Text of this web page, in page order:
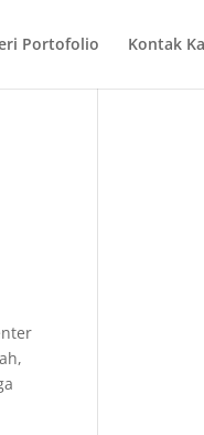
Portofolio Kontak